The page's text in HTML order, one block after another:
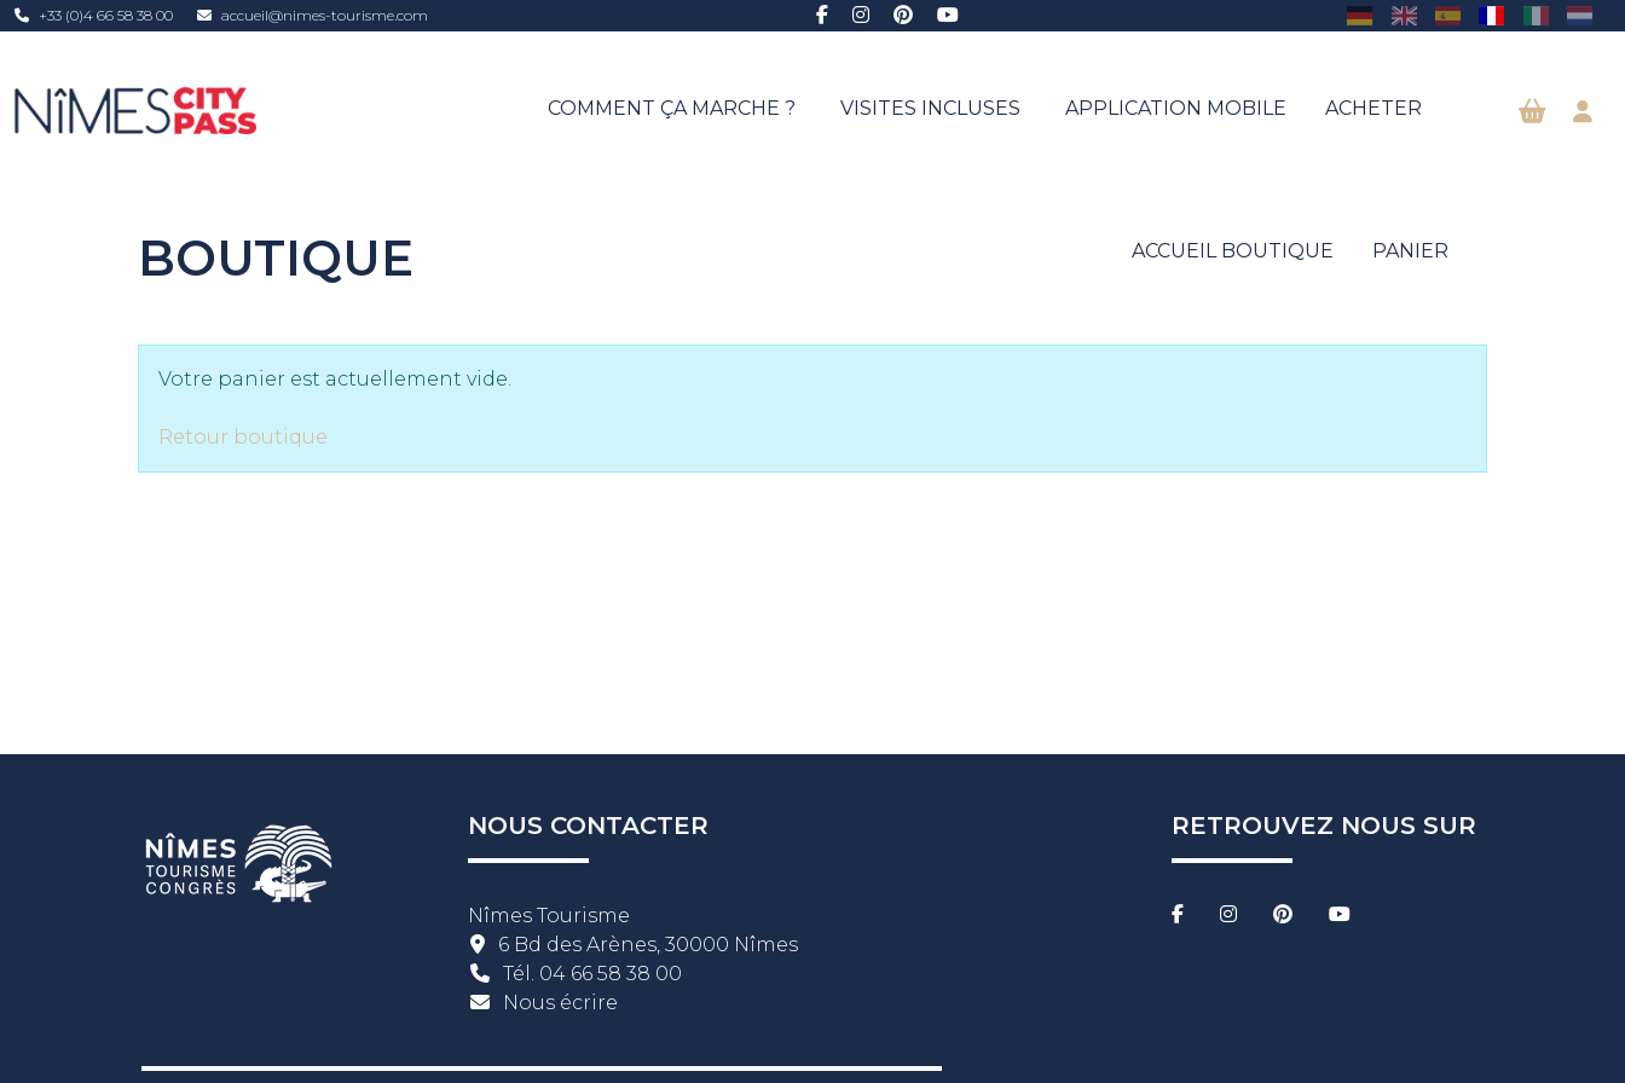
Aller au contenu principal
+33 (0)4 66 58 38 00 accueil@nimes-tourisme.com
COMMENT ÇA MARCHE ? VISITES INCLUSES APPLICATION MOBILE ACHETER
BOUTIQUE ACCUEIL BOUTIQUE PANIER
Votre panier est actuellement vide.
Retour boutique
NOUS CONTACTER
Nîmes Tourisme
6 Bd des Arènes, 30000 Nîmes
Tél. 04 66 58 38 00
Nous écrire
RETROUVEZ NOUS SUR